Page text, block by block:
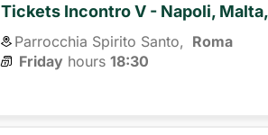
Tickets Incontro V - Napoli, Malta,
Parrocchia Spirito Santo, Roma
Fridayhours 18:30